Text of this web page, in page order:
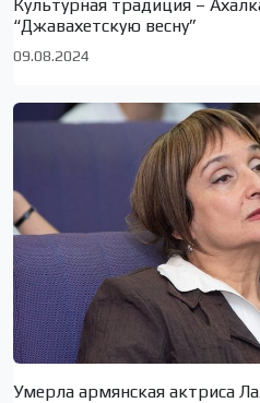
Культурная традиция –
“Джавахетскую весну”
09.08.2024
Умерла армянская актриса